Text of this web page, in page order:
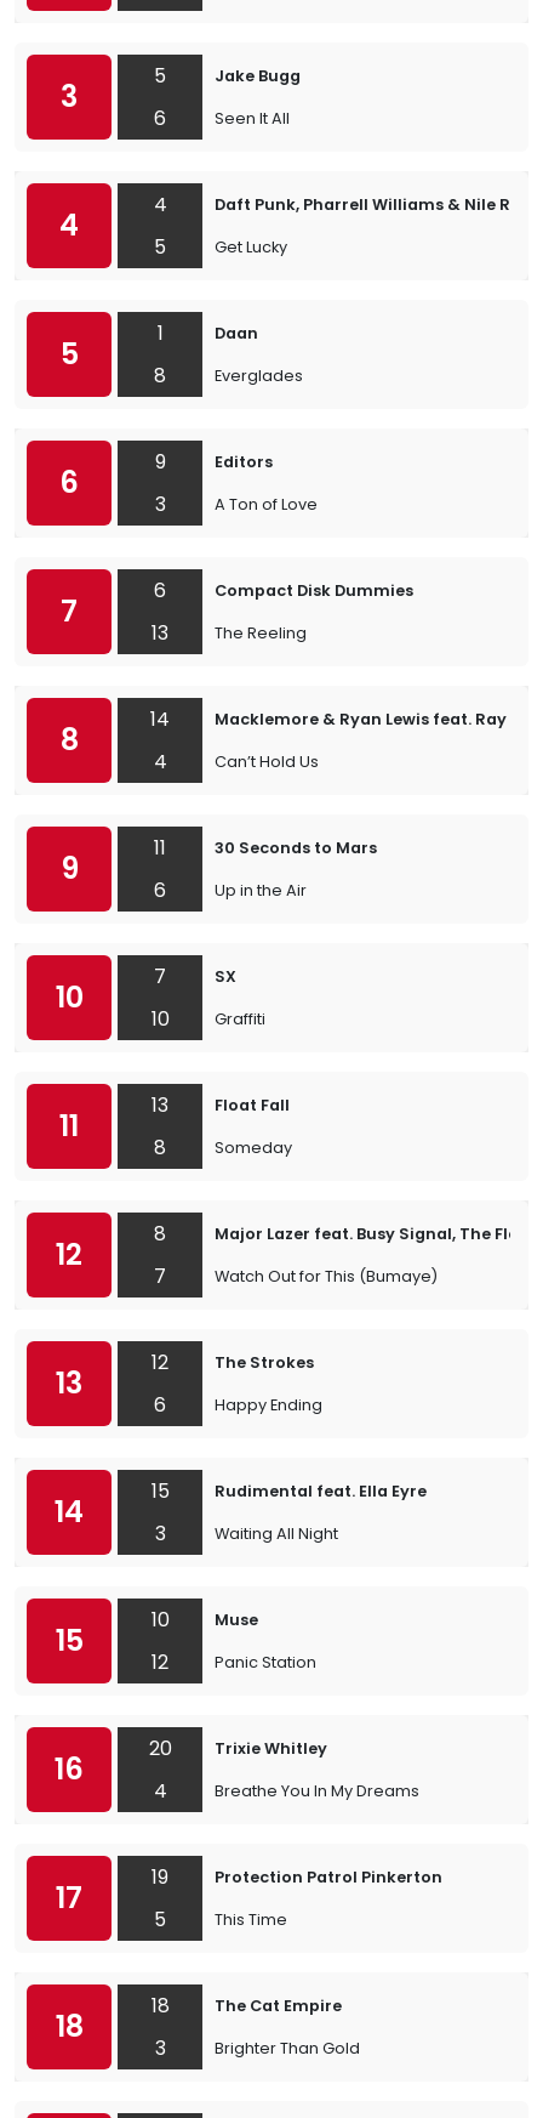
3
5
6
Jake Bugg
Seen It All
4
4
5
Daft Punk, Pharrell Williams & Nile
Get Lucky
5
1
8
Daan
Everglades
6
9
3
Editors
A Ton of Love
7
6
13
Compact Disk Dummies
The Reeling
8
14
4
Macklemore & Ryan Lewis feat. Ray
Can’t Hold Us
9
11
6
30 Seconds to Mars
Up in the Air
10
7
10
SX
Graffiti
11
13
8
Float Fall
Someday
12
8
7
Major Lazer feat. Busy Signal, The
Watch Out for This (Bumaye)
13
12
6
The Strokes
Happy Ending
14
15
3
Rudimental feat. Ella Eyre
Waiting All Night
15
10
12
Muse
Panic Station
16
20
4
Trixie Whitley
Breathe You In My Dreams
17
19
5
Protection Patrol Pinkerton
This Time
18
18
3
The Cat Empire
Brighter Than Gold